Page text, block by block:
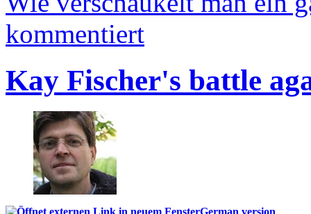
kommentiert
Kay Fischer's battle